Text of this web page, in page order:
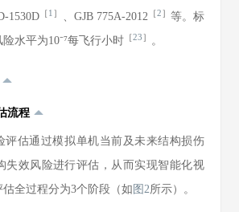
1530D ［1］ 、GJB 775A-2012 ［2］ 等。标
水平为10⁻⁷每飞行小时 ［23］ 。
流程
评估通过模拟单机当前及未来结构损伤
失效风险进行评估，从而实现智能化视
全过程分为3个阶段（如 图2所示）。